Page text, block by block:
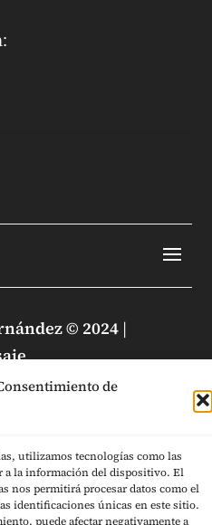
de
utilizamos tecnologías como las
a la información del dispositivo. El
nos permitirá procesar datos como el
identificaciones únicas en este sitio.
puede afectar negativamente a
© 2024 |